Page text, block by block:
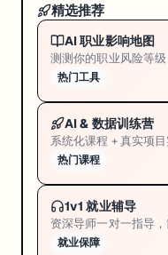
精选推荐
AI 职业影响地图
测测你的职业风险等
热门工具
AI & 数据训练营
系统化课程 + 真实项
热门课程
1v1 就业辅导
资深导师一对一指导
就业保障